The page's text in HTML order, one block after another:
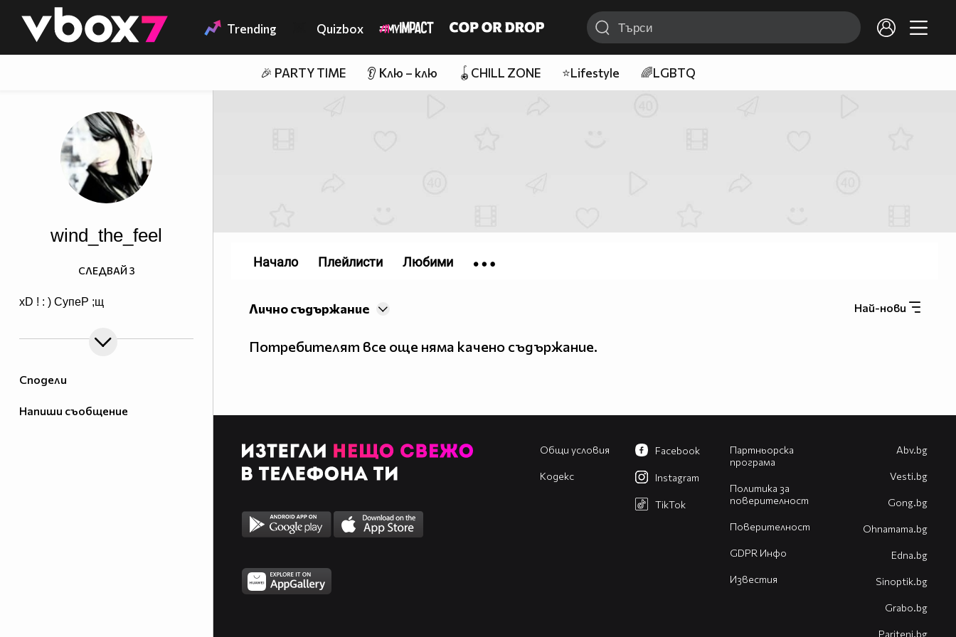
👾 Trending Quizbox
🎉 PARTY TIME 👂 Клю – клю 🪀CHILL ZONE ⭐Lifestyle 🌈LGBTQ
Сподели
Напиши съобщение
wind_the_feel
xD ! : ) СупеР ;щ
СЛЕДВАЙ 3
Най-нови
Лично съдържание
Потребителят все още няма качено съдържание.
Начало Плейлисти Любими
Общи условия
Кодекс
Партньорска
програма
Политика за
поверителност
Поверителност
GDPR Инфо
Известия
Facebook
Instagram
TikTok
Abv.bg
Vesti.bg
Gong.bg
Оhnamama.bg
Edna.bg
Sinoptik.bg
Grabo.bg
Pariteni.bg